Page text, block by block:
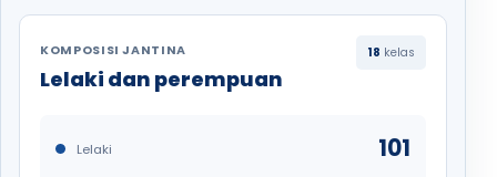
KOMPOSISI JANTINA
Lelaki dan perempuan
18 kelas
Lelaki 101